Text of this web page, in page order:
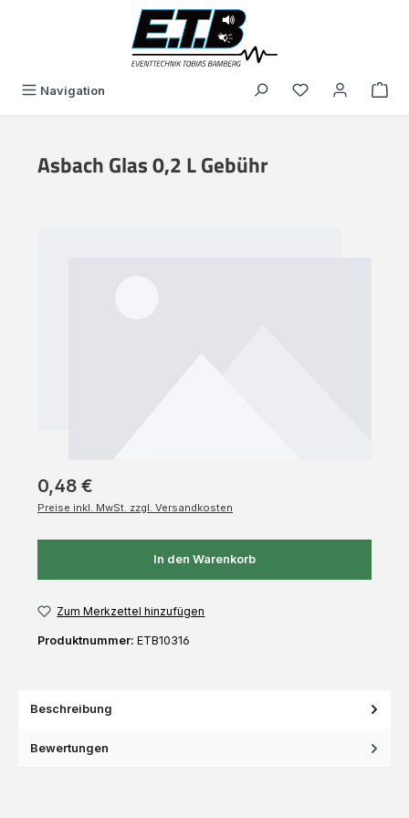
Navigation Du hast 0
Asbach Glas 0,2 L Gebühr
0,48 €
Preise inkl. MwSt. zzgl. Versandkosten
In den Warenkorb
Zum Merkzettel hinzufügen
Produktnummer: ETB10316
Beschreibung
Bewertungen